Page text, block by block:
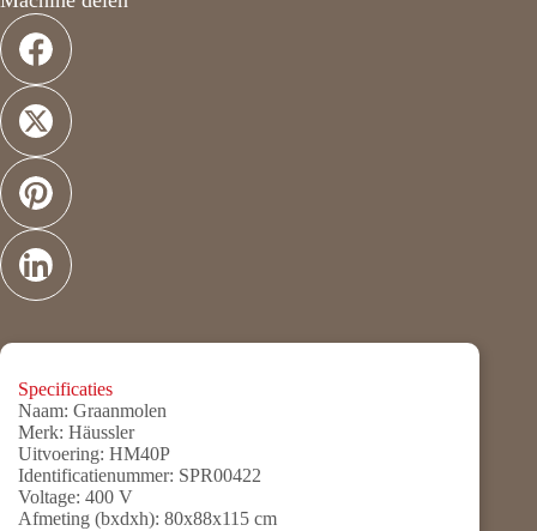
Specificaties
Naam: Graanmolen
Merk: Häussler
Uitvoering: HM40P
Identificatienummer: SPR00422
Voltage: 400 V
Afmeting (bxdxh): 80x88x115 cm